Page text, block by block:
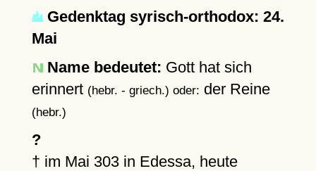
Gedenktag syrisch-orthodox: 24.
Mai
Name bedeutet: Gott hat sich
erinnert (hebr. - griech.) oder: der Reine
(hebr.)
?
† im Mai 303 in Edessa, heute